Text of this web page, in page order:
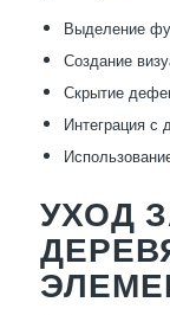
Выделение
Создание
Скрытие
Интеграция с
УХОД